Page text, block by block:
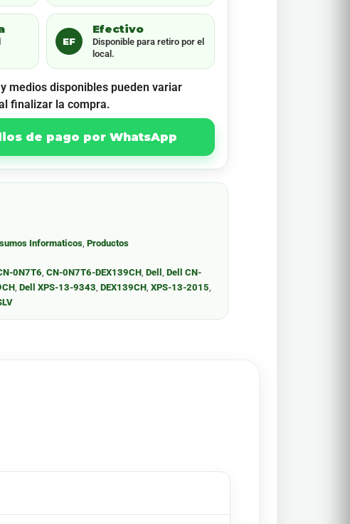
EF
Efectivo
Disponible para retiro por el
local.
medios disponibles pueden variar
finalizar la compra.
de pago por WhatsApp
Informaticos,Productos
0N7T6,CN-0N7T6-DEX139CH,Dell,Dell CN-
,Dell XPS-13-9343,DEX139CH,XPS-13-2015,